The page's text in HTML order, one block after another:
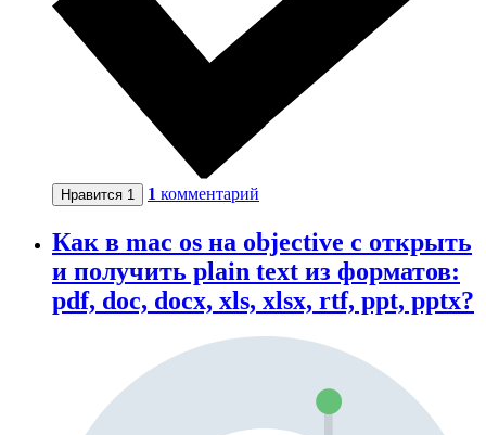
Нравится 1 1 комментарий
Как в mac os на objective c открыть
и получить plain text из форматов:
pdf, doc, docx, xls, xlsx, rtf, ppt, pptx?